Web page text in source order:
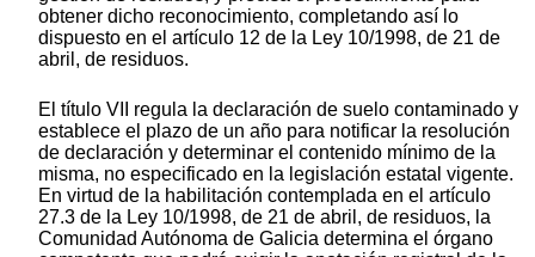
obtener dicho reconocimiento, completando así lo
dispuesto en el artículo 12 de la Ley 10/1998, de 21 de
abril, de residuos.
El título VII regula la declaración de suelo contaminado y
establece el plazo de un año para notificar la resolución
de declaración y determinar el contenido mínimo de la
misma, no especificado en la legislación estatal vigente.
En virtud de la habilitación contemplada en el artículo
27.3 de la Ley 10/1998, de 21 de abril, de residuos, la
Comunidad Autónoma de Galicia determina el órgano